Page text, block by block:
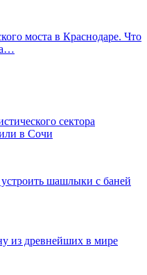
моста в Краснодаре. Что
а…
сектора
в Сочи
шашлыки с баней
из древнейших в мире